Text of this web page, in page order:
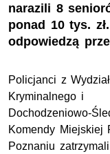
narazili 8
ponad 10 tys.
odpowiedzą
Policjanci z
Kryminalnego i
Dochodzeniowo-
Komendy Miejskiej
Poznaniu zatrzymali